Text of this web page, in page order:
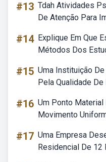
#13 Tdah Atividades
De Atenção Para
#14 Explique Em Que
Métodos Dos
#15 Uma Instituição
Pela Qualidade De
#16 Um Ponto Material
Movimento
#17 Uma Empresa
Residencial De 12